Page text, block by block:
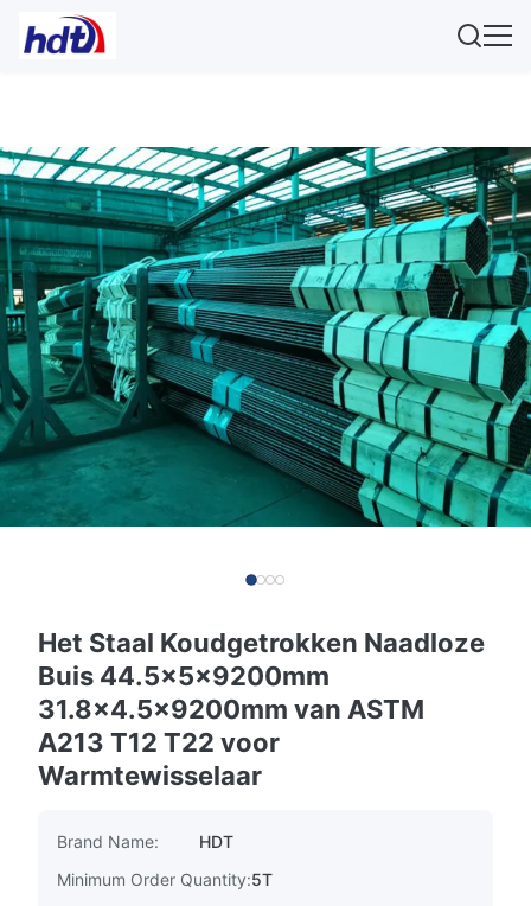
Het Staal Koudgetrokken Naadloze
Buis 44.5x5x9200mm
31.8x4.5x9200mm van ASTM
A213 T12 T22 voor
Warmtewisselaar
Brand Name:
HDT
Minimum Order Quantity:5T